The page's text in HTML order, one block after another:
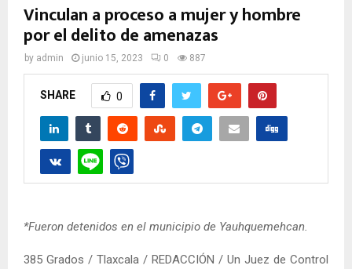
Vinculan a proceso a mujer y hombre
por el delito de amenazas
by admin junio 15, 2023 0 887
SHARE 0
*Fueron detenidos en el municipio de Yauhquemehcan.
385 Grados / Tlaxcala / REDACCIÓN / Un Juez de Control